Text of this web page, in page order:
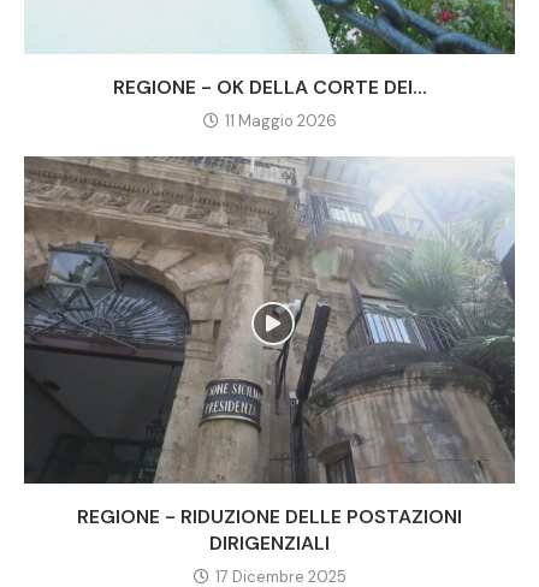
REGIONE - OK DELLA CORTE DEI...
11 Maggio 2026
REGIONE - RIDUZIONE DELLE POSTAZIONI
DIRIGENZIALI
17 Dicembre 2025